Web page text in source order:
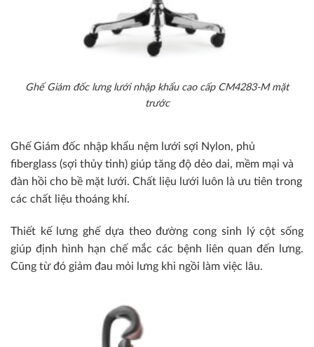
Ghế Giám đốc lưng lưới nhập khẩu cao cấp CM4283-M mặt
trước
Ghế Giám đốc nhập khẩu nệm lưới sợi Nylon, phủ
fiberglass (sợi thủy tinh) giúp tăng độ dẻo dai, mềm mại và
đàn hồi cho bề mặt lưới. Chất liệu lưới luôn là ưu tiên trong
các chất liệu thoáng khí.
Thiết kế lưng ghế dựa theo đường cong sinh lý cột sống
giúp định hình hạn chế mắc các bệnh liên quan đến lưng.
Cũng từ đó giảm đau mỏi lưng khi ngồi làm việc lâu.